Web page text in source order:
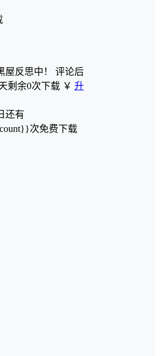
屋反思中！ 评论后
剩余0次下载 ￥ 升
还有
次免费下载